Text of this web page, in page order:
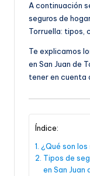
A continuación
seguros de
Torruella: tipos,
Te explicamos
en San Juan de
tener en cuenta
Índice:
¿Qué son los
Tipos de
en San Juan